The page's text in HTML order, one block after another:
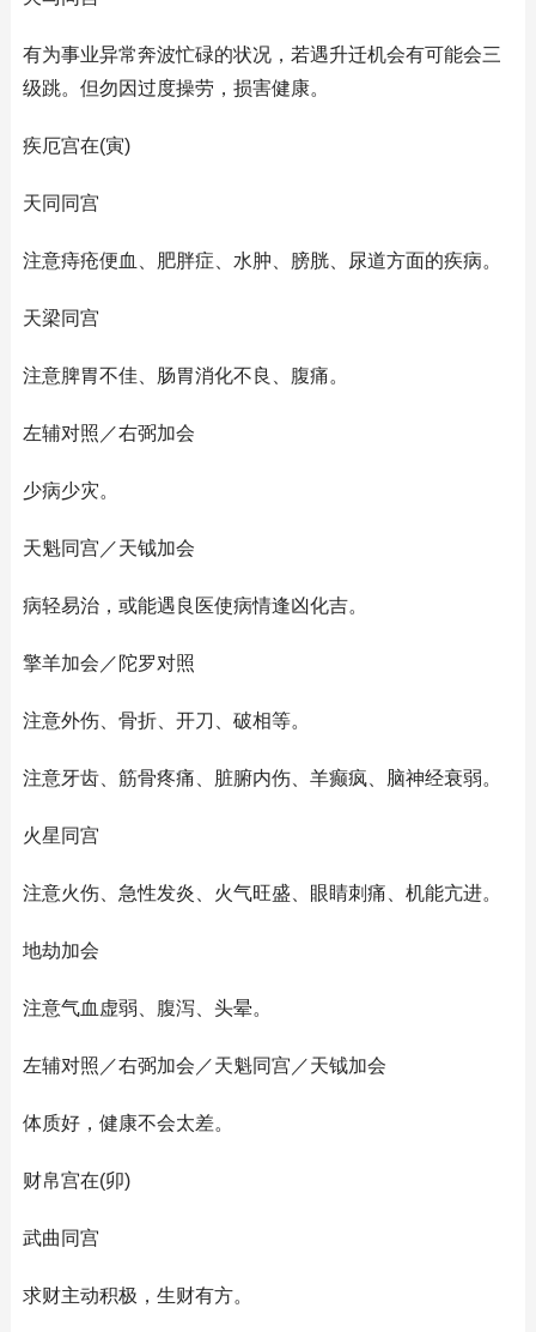
有为事业异常奔波忙碌的状况，若遇升迁机会有可能会三
级跳。但勿因过度操劳，损害健康。
疾厄宫在(寅)
天同同宫
注意痔疮便血、肥胖症、水肿、膀胱、尿道方面的疾病。
天梁同宫
注意脾胃不佳、肠胃消化不良、腹痛。
左辅对照／右弼加会
少病少灾。
天魁同宫／天钺加会
病轻易治，或能遇良医使病情逢凶化吉。
擎羊加会／陀罗对照
注意外伤、骨折、开刀、破相等。
注意牙齿、筋骨疼痛、脏腑内伤、羊癫疯、脑神经衰弱。
火星同宫
注意火伤、急性发炎、火气旺盛、眼睛刺痛、机能亢进。
地劫加会
注意气血虚弱、腹泻、头晕。
左辅对照／右弼加会／天魁同宫／天钺加会
体质好，健康不会太差。
财帛宫在(卯)
武曲同宫
求财主动积极，生财有方。